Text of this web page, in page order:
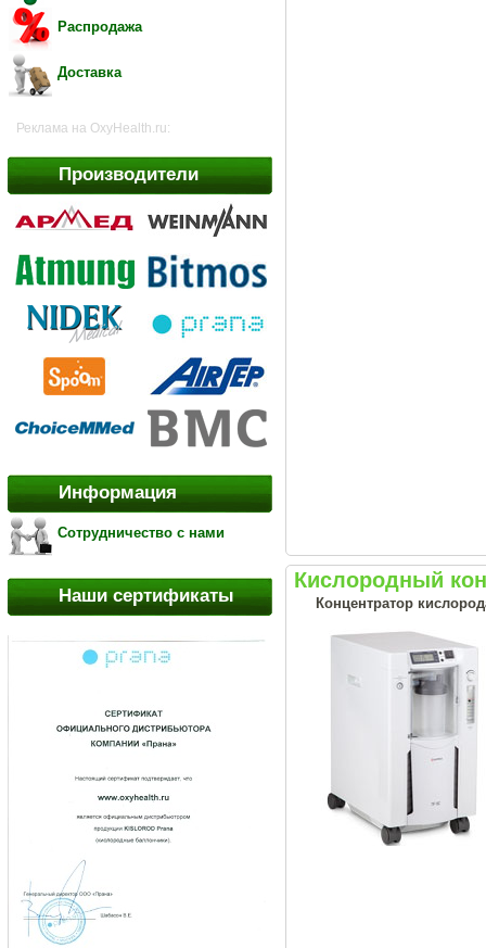
Распродажа
Доставка
Реклама на OxyHealth.ru:
Производители
Информация
Сотрудничество с нами
Наши сертификаты
Кислородный
Концентратор